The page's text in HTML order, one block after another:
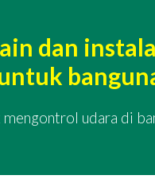
dan
udara di